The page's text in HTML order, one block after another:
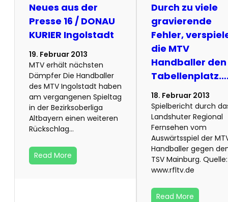
Neues aus der
Presse 16 / DONAU
KURIER Ingolstadt
19. Februar 2013
MTV erhält nächsten
Dämpfer Die Handballer
des MTV Ingolstadt haben
am vergangenen Spieltag
in der Bezirksoberliga
Altbayern einen weiteren
Rückschlag…
Read More
Durch zu viele
gravierende
Fehler,
die MTV
Handballer den
Tabellenplatz….
18. Februar 2013
Spielbericht durch
Landshuter Regional
Fernsehen vom
Auswärtsspiel der
Handballer gegen
TSV Mainburg. Quelle:
www.rfltv.de
Read More